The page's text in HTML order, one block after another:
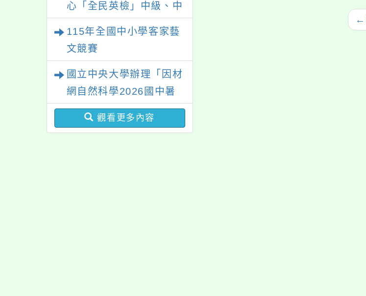
心「全民英檢」中級、中
115年全國中小學客家藝
文競賽
國立中央大學辦理「因材
網自然科學2026國中暑
期課程」
觀看更多內容
←